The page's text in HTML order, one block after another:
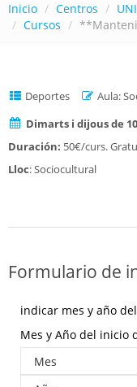
Inicio Centros
Cursos
Deportes
Aula:
Dimarts i dijous de
Duración: 50€/curs.
Lloc: Sociocultural
Formulario de
indicar mes y año
Mes y Año del inicio